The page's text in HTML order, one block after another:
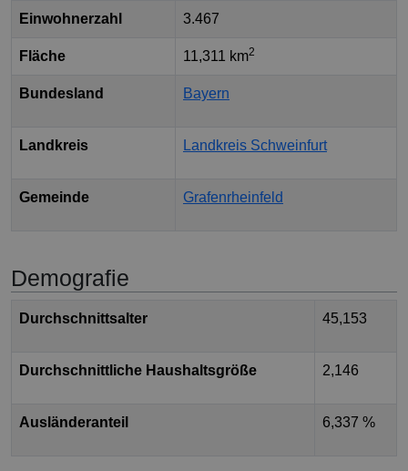
Einwohnerzahl 3.467
Fläche 11,311 km2
Bundesland Bayern
Landkreis Landkreis Schweinfurt
Gemeinde Grafenrheinfeld
Demografie
Durchschnittsalter 45,153
Durchschnittliche Haushaltsgröße 2,146
Ausländeranteil 6,337 %